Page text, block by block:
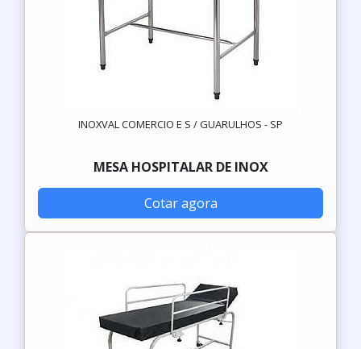
INOXVAL COMERCIO E S / GUARULHOS - SP
MESA HOSPITALAR DE INOX
Cotar agora